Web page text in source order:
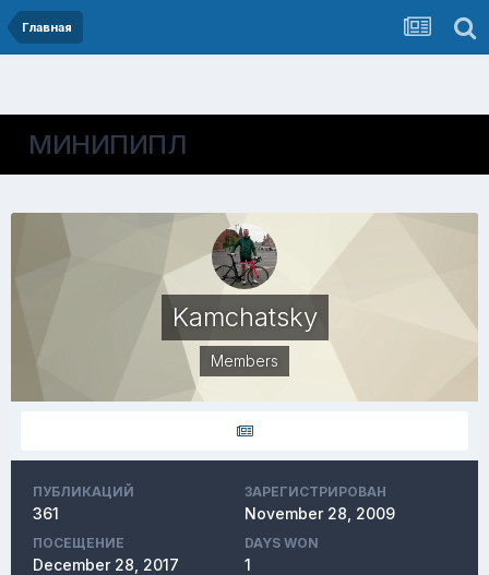
Главная
МИНИПИПЛ
Kamchatsky
Members
ПУБЛИКАЦИЙ
361
ЗАРЕГИСТРИРОВАН
November 28, 2009
ПОСЕЩЕНИЕ
December 28, 2017
DAYS WON
1